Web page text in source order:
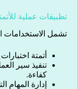
تطبيقات عملية
تشمل الاستخدامات
أتمتة
تنفيذ سير
كفاءة.
إدارة المهام